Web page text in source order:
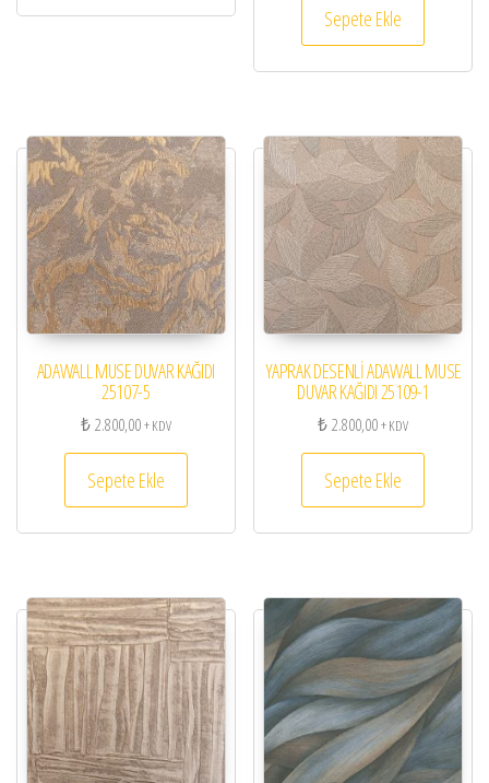
Sepete Ekle
ADAWALL MUSE DUVAR KAĞIDI
25107-5
₺2.800,00+ KDV
Sepete Ekle
YAPRAK DESENLİ ADAWALL MUSE
DUVAR KAĞIDI 25109-1
₺2.800,00+ KDV
Sepete Ekle